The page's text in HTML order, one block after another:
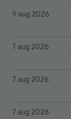
9 aug 2026
7 aug 2026
7 aug 2026
7 aug 2026